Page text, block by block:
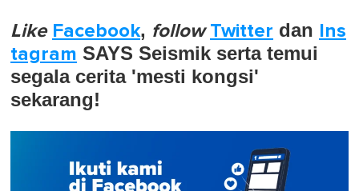
Like Facebook, follow Twitter dan Ins
tagram SAYS Seismik serta temui
segala cerita 'mesti kongsi'
sekarang!